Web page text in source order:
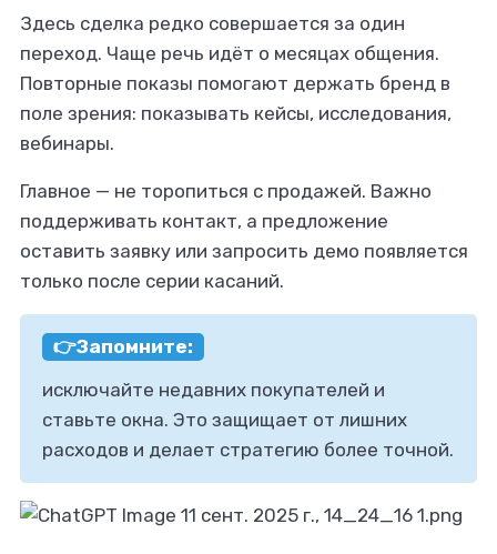
Здесь сделка редко совершается за один
переход. Чаще речь идёт о месяцах общения.
Повторные показы помогают держать бренд в
поле зрения: показывать кейсы, исследования,
вебинары.
Главное — не торопиться с продажей. Важно
поддерживать контакт, а предложение
оставить заявку или запросить демо появляется
только после серии касаний.
👉Запомните:
исключайте недавних покупателей и
ставьте окна. Это защищает от лишних
расходов и делает стратегию более точной.